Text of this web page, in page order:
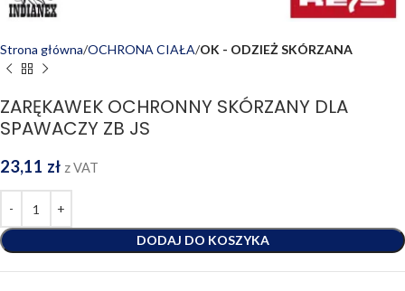
Strona główna OCHRONA CIAŁA OK - ODZIEŻ SKÓRZANA
ZARĘKAWEK OCHRONNY SKÓRZANY DLA
SPAWACZY ZB JS
23,11 zł z VAT
DODAJ DO KOSZYKA